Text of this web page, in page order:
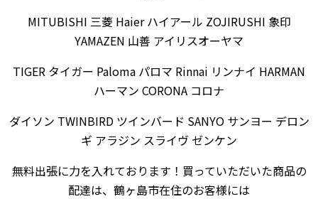
MITUBISHI 三菱 Haier ハイアール ZOJIRUSHI 象印
YAMAZEN 山善 アイリスオーヤマ
TIGER タイガー Paloma パロマ Rinnai リンナイ HARMAN
ハーマン CORONA コロナ
ダイソン TWINBIRD ツインバード SANYO サンヨー デロン
ギ アラジン スライヴ ゼンケン
無料出張に力を入れております！買っていただいた商品の
配達は、鶴ヶ島市在住のお客様には